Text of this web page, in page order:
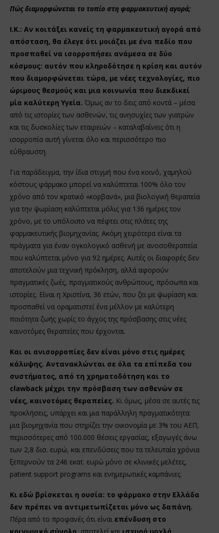
Πώς διαμορφώνεται το τοπίο στη φαρμακευτική αγορά;
Ι.Κ.: Αν κοιτάξει κανείς τη φαρμακευτική αγορά από
απόσταση, θα έλεγε ότι μοιάζει με ένα πεδίο που
προσπαθεί να ισορροπήσει ανάμεσα σε δύο
κόσμους: αυτόν που κληροδότησε η κρίση και αυτόν
που διαμορφώνεται τώρα, με νέες τεχνολογίες, πιο
ώριμους θεσμούς και μια κοινωνία που διεκδικεί
μία καλύτερη Υγεία. Όμως αν το δεις από κοντά – μέσα
από τις ιστορίες των ασθενών, τις ανησυχίες των γιατρών
και τις δυσκολίες των εταιρειών – καταλαβαίνεις ότι η
ισορροπία αυτή γίνεται όλο και περισσότερο πιο
εύθραυστη.
Για παράδειγμα, την ίδια στιγμή που ένα κοινό, χαμηλού
κόστους φάρμακο μπορεί να καλύπτεται 100% όλο τον
χρόνο από τον κρατικό «κορβανά», μια βιολογική θεραπεία
για την ψωρίαση καλύπτεται μόλις για 136 ημέρες τον
χρόνο, με το υπόλοιπο να πέφτει στις πλάτες της
φαρμακευτικής βιομηχανίας. Ακόμη χειρότερα είναι τα
πράγματα για έναν ογκολογικό ασθενή με ανοσοθεραπεία
που καλύπτεται μόνο για 92 ημέρες. Αυτές οι διαφορές δεν
αποτελούν μια τεχνική πρόκληση, αλλά αφορούν
πραγματικές ζωές, πραγματικούς ανθρώπους, πρόσωπα και
ιστορίες. Είναι η Χριστίνα, 36 ετών, που ζει με ψωρίαση και
προσπαθεί να οραματιστεί ένα μέλλον με καλύτερη
ποιότητα ζωής χωρίς το άγχος της πρόσβασης στις νέες
καινοτόμες θεραπείες που έρχονται.
Και οι ανισορροπίες δεν είναι μόνο στις ημέρες
κάλυψης. Αντανακλώνται σε όλα τα επίπεδα του
συστήματος, από τη χρηματοδότηση και το
clawback μέχρι την πρόσβαση των ασθενών σε
νέες, καινοτόμες θεραπείες. Κι όμως, μέσα σε αυτές τις
προκλήσεις, υπάρχει και μια παράλληλη πραγματικότητα:
μια βιομηχανία που στηρίζει την οικονομία με 3% του ΑΕΠ,
περισσότερες από 100.000 θέσεις εργασίας, εξαγωγές άνω
των 2,8 δισ. ευρώ, και επενδύσεις που τα τελευταία χρόνια
ξεπερνούν τα 246 εκατ. ευρώ μόνο σε κλινικές μελέτες,
patient support programs και ενημερωτικές καμπάνιες.
Κι εδώ βρίσκεται η ουσία: το φάρμακο στην Ελλάδα
δεν πρέπει να αντιμετωπίζεται μόνο ως δαπάνη.
Πέρα από το προφανές ότι είναι επένδυση στο
κοινωνικό σύνολο, αποτελεί και ισχυρό μοχλό